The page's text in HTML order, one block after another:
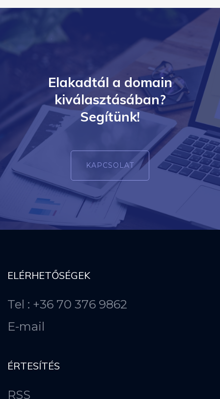
Elakadtál a domain
kiválasztásában?
Segítünk!
KAPCSOLAT
ELÉRHETŐSÉGEK
Tel : +36 70 376 9862
E-mail
ÉRTESÍTÉS
RSS